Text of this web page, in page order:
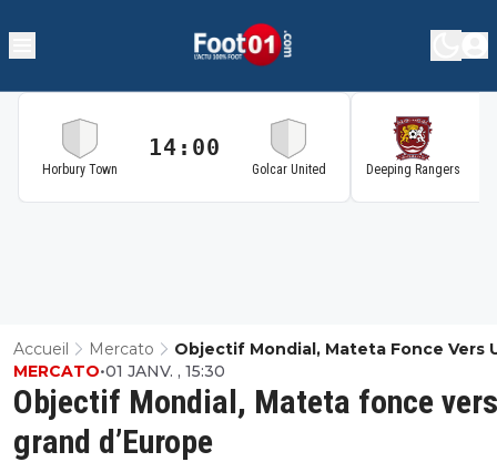
Horbury Town
14:00
Golcar United Deeping Rangers
Accueil Mercato
Objectif Mondial, Mateta Fonce Vers
Grand D’Europe
Objectif Mondial, Mateta fonce
grand d’Europe
MERCATO•01 JANV. , 15:30